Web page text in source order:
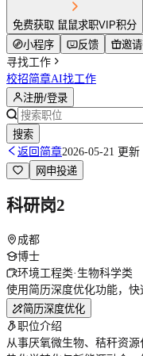
免费获取 鼠鼠求职VIP积分
小程序 反馈 邀
寻找工作
校招简章AI找工作
注册/登录
搜索
返回简章2026-05-21 更新
网申投递
科研岗2
成都
博士
环境工程类·生物科学类
使用简历深度优化功能，
简历深度优化
职位介绍
从事厌氧微生物、秸秆资